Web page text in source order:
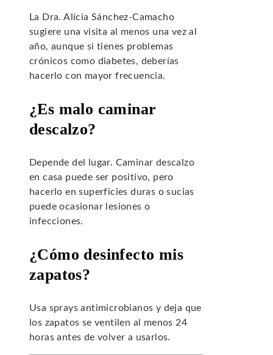
La Dra. Alícia Sánchez-Camacho
sugiere una visita al menos una vez al
año, aunque si tienes problemas
crónicos como diabetes, deberías
hacerlo con mayor frecuencia.
¿Es malo caminar
descalzo?
Depende del lugar. Caminar descalzo
en casa puede ser positivo, pero
hacerlo en superficies duras o sucias
puede ocasionar lesiones o
infecciones.
¿Cómo desinfecto mis
zapatos?
Usa sprays antimicrobianos y deja que
los zapatos se ventilen al menos 24
horas antes de volver a usarlos.